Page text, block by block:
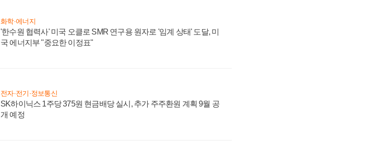
화학·에너지
'한수원 협력사' 미국 오클로 SMR 연구용 원자로 '임계 상태' 도달, 미
국 에너지부 "중요한 이정표"
전자·전기·정보통신
SK하이닉스 1주당 375원 현금배당 실시, 추가 주주환원 계획 9월 공
개 예정